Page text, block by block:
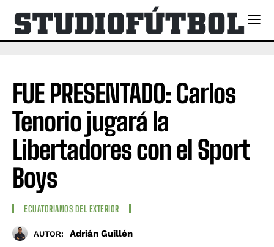
FUE PRESENTADO: Carlos
Tenorio jugará la
Libertadores con el Sport
Boys
ECUATORIANOS DEL EXTERIOR
AUTOR: Adrián Guillén